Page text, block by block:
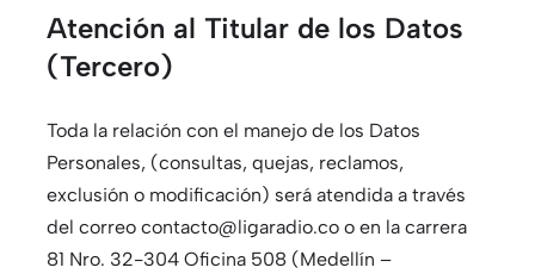
Atención al Titular de los Datos
(Tercero)
Toda la relación con el manejo de los Datos
Personales, (consultas, quejas, reclamos,
exclusión o modificación) será atendida a través
del correo contacto@ligaradio.co o en la carrera
81 Nro. 32-304 Oficina 508 (Medellín –